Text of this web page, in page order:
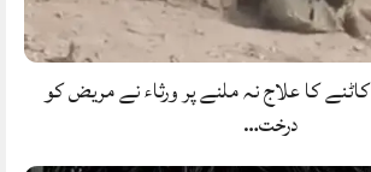
کا علاج نہ ملنے پر ورثاء نے مریض کو
درخت…